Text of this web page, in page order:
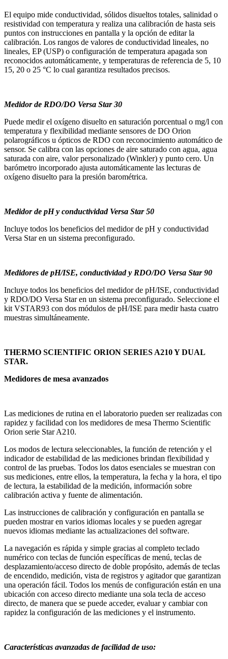
El equipo mide conductividad, sólidos disueltos totales, salinidad o
resistividad con temperatura y realiza una calibración de hasta seis
puntos con instrucciones en pantalla y la opción de editar la
calibración. Los rangos de valores de conductividad lineales, no
lineales, EP (USP) o configuración de temperatura apagada son
reconocidos automáticamente, y temperaturas de referencia de 5, 10
15, 20 o 25 °C lo cual garantiza resultados precisos.
Medidor de RDO/DO Versa Star 30
Puede medir el oxígeno disuelto en saturación porcentual o mg/l con
temperatura y flexibilidad mediante sensores de DO Orion
polarográficos u ópticos de RDO con reconocimiento automático de
sensor. Se calibra con las opciones de aire saturado con agua, agua
saturada con aire, valor personalizado (Winkler) y punto cero. Un
barómetro incorporado ajusta automáticamente las lecturas de
oxígeno disuelto para la presión barométrica.
Medidor de pH y conductividad Versa Star 50
Incluye todos los beneficios del medidor de pH y conductividad
Versa Star en un sistema preconfigurado.
Medidores de pH/ISE, conductividad y RDO/DO Versa Star 90
Incluye todos los beneficios del medidor de pH/ISE, conductividad
y RDO/DO Versa Star en un sistema preconfigurado. Seleccione el
kit VSTAR93 con dos módulos de pH/ISE para medir hasta cuatro
muestras simultáneamente.
THERMO SCIENTIFIC ORION SERIES A210 Y DUAL
STAR.
Medidores de mesa avanzados
Las mediciones de rutina en el laboratorio pueden ser realizadas con
rapidez y facilidad con los medidores de mesa Thermo Scientific
Orion serie Star A210.
Los modos de lectura seleccionables, la función de retención y el
indicador de estabilidad de las mediciones brindan flexibilidad y
control de las pruebas. Todos los datos esenciales se muestran con
sus mediciones, entre ellos, la temperatura, la fecha y la hora, el tipo
de lectura, la estabilidad de la medición, información sobre
calibración activa y fuente de alimentación.
Las instrucciones de calibración y configuración en pantalla se
pueden mostrar en varios idiomas locales y se pueden agregar
nuevos idiomas mediante las actualizaciones del software.
La navegación es rápida y simple gracias al completo teclado
numérico con teclas de función específicas de menú, teclas de
desplazamiento/acceso directo de doble propósito, además de teclas
de encendido, medición, vista de registros y agitador que garantizan
una operación fácil. Todos los menús de configuración están en una
ubicación con acceso directo mediante una sola tecla de acceso
directo, de manera que se puede acceder, evaluar y cambiar con
rapidez la configuración de las mediciones y el instrumento.
Características avanzadas de facilidad de uso: